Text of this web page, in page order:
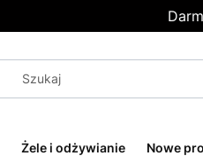
Żele i odżywianie Nowe